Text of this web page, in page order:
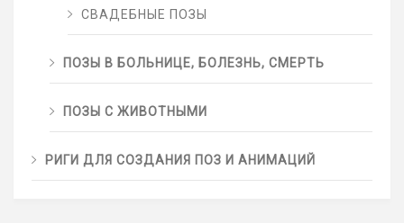
СВАДЕБНЫЕ ПОЗЫ
ПОЗЫ В БОЛЬНИЦЕ, БОЛЕЗНЬ, СМЕРТЬ
ПОЗЫ С ЖИВОТНЫМИ
РИГИ ДЛЯ СОЗДАНИЯ ПОЗ И АНИМАЦИЙ